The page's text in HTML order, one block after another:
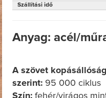
Szállítási idő
Anyag: acél/
A szövet
szerint: 95 000 ciklus
Szín: fehér/virágos